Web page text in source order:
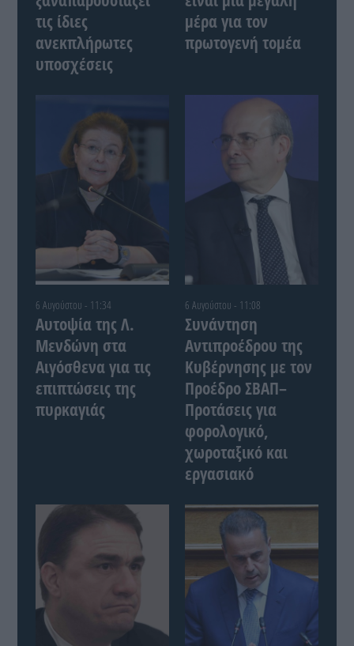
τις ίδιες
ανεκπλήρωτες
υποσχέσεις
μέρα για τον
πρωτογενή τομέα
6 Αυγούστου - 11:34
Αυτοψία της Λ.
Μενδώνη στα
Αιγόσθενα για τις
επιπτώσεις της
πυρκαγιάς
6 Αυγούστου - 11:08
Συνάντηση
Αντιπροέδρου της
Κυβέρνησης με τον
Προέδρο ΣΒΑΠ–
Προτάσεις για
φορολογικό,
χωροταξικό και
εργασιακό